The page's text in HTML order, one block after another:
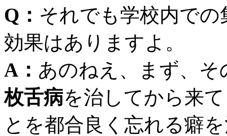
Q： それでも学校内で
効果はありますよ。
A： あのねえ、まず、
枚舌病を治してから来
とを都合良く忘れる癖